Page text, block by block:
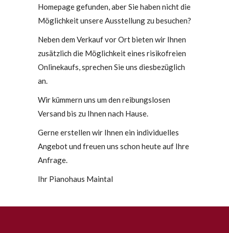
Homepage gefunden, aber Sie haben nicht die
Möglichkeit unsere Ausstellung zu besuchen?
Neben dem Verkauf vor Ort bieten wir Ihnen
zusätzlich die Möglichkeit eines risikofreien
Onlinekaufs, sprechen Sie uns diesbezüglich
an.
Wir kümmern uns um den reibungslosen
Versand bis zu Ihnen nach Hause.
Gerne erstellen wir Ihnen ein individuelles
Angebot und freuen uns schon heute auf Ihre
Anfrage.
Ihr Pianohaus Maintal